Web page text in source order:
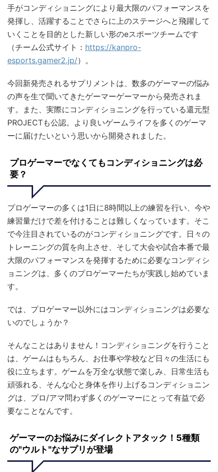
手がコンディショニングにより最大限のパフォーマンスを
発揮し、活躍することでさらに上のステージへと飛躍して
いくことを目的とした新しい形のeスポーツチームです
（チーム公式サイト： https://kanpro-
esports.gamer2.jp/）。
今回新発売されるサプリメントは、数多のゲーマーの悩み
の声を生で聞いてきたゲーマーゲーマーから発売されま
す。また、実際にコンディショニングを行っている還元型
PROJECTも公認。より良いゲームライフを多くのゲーマ
ーに届けたいという思いから開発されました。
プロゲーマーでなくてもコンディショニングは必
要？
プロゲーマーの多くは1日に8時間以上の練習を行い、今や
練習量だけで差を付けることは難しくなっています。そこ
で今注目されているのがコンディショニングです。日々の
トレーニングの質を向上させ、そして大会や試合本番で最
大限のパフォーマンスを発揮するために必要なコンディシ
ョニングは、多くのプロゲーマーたちが実践し始めていま
す。
では、プロゲーマー以外にはコンディショニングは必要な
いのでしょうか？
そんなことはありません！コンディショニングを行うこと
は、ゲームはもちろん、お仕事や学校など日々の生活にも
役に立ちます。ゲームを万全な状態で楽しみ、日常生活も
頑張れる、そんな心と身体を作り上げるコンディショニン
グは、プロ/アマ問わず多くのゲーマーにとって有益で必
要なことなんです。
ゲーマーのお悩みにダイレクトアタック！5種類
の"ウルト"なサプリが登場